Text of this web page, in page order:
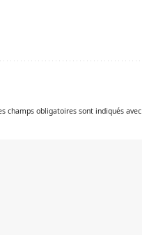
champs obligatoires sont indiqués avec